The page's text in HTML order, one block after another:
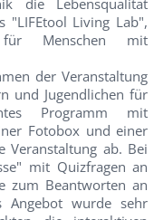
die Lebensqualität
"LIFEtool Living Lab",
für Menschen mit
der Veranstaltung
und Jugendlichen für
Programm mit
Fotobox und einer
Veranstaltung ab. Bei
mit Quizfragen an
zum Beantworten an
Angebot wurde sehr